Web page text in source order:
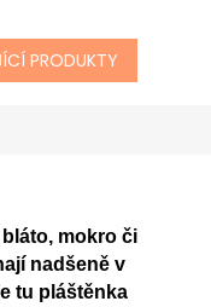
PRODUKTY
mokro či
nadšeně v
tu pláštěnka